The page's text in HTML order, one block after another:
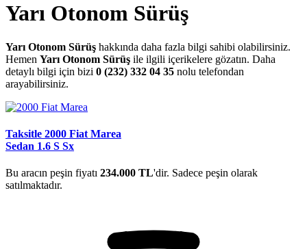
Yarı Otonom Sürüş
Yarı Otonom Sürüş hakkında daha fazla bilgi sahibi olabilirsiniz.
Hemen Yarı Otonom Sürüş ile ilgili içerikelere gözatın. Daha
detaylı bilgi için bizi 0 (232) 332 04 35 nolu telefondan
arayabilirsiniz.
Taksitle 2000 Fiat Marea
Sedan 1.6 S Sx
Bu aracın peşin fiyatı 234.000 TL'dir. Sadece peşin olarak
satılmaktadır.